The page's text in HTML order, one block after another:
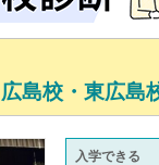
島校・東広島
入学できる